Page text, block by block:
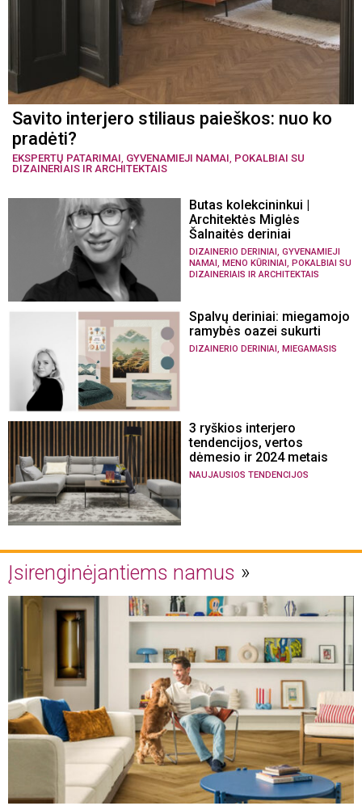
Savito interjero stiliaus paieškos: nuo ko
pradėti?
EKSPERTŲ PATARIMAI GYVENAMIEJI NAMAI POKALBIAI SU
DIZAINERIAIS IR ARCHITEKTAIS
Butas kolekcininkui |
Architektės Miglės
Šalnaitės deriniai
DIZAINERIO DERINIAI GYVENAMIEJI
NAMAI MENO KŪRINIAI POKALBIAI SU
DIZAINERIAIS IR ARCHITEKTAIS
Spalvų deriniai: miegamojo
ramybės oazei sukurti
DIZAINERIO DERINIAI, MIEGAMASIS
3 ryškios interjero
tendencijos, vertos
dėmesio ir 2024 metais
NAUJAUSIOS TENDENCIJOS
Įsirenginėjantiems namus